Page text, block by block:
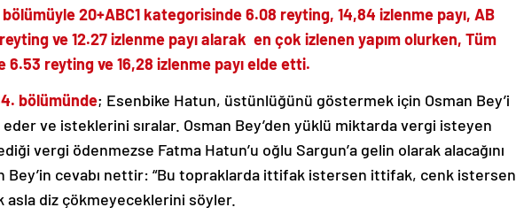
20+ABC1 kategorisinde 6.08 reyting, 14,84 izlenme payı, AB
ve 12.27 izlenme payı alarak en çok izlenen yapım olurken, Tüm
reyting ve 16,28 izlenme payı elde etti.
bölümünde; Esenbike Hatun, üstünlüğünü göstermek için Osman Bey’i
ve isteklerini sıralar. Osman Bey’den yüklü miktarda vergi isteyen
vergi ödenmezse Fatma Hatun’u oğlu Sargun’a gelin olarak alacağını
Bey’in cevabı nettir: “Bu topraklarda ittifak istersen ittifak, cenk istersen
asla diz çökmeyeceklerini söyler.